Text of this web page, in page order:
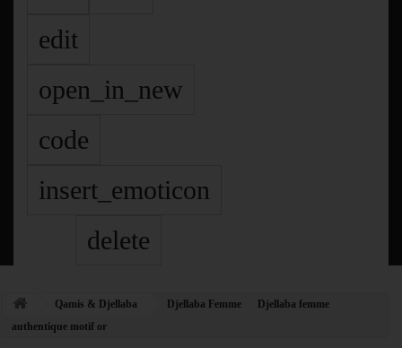
edit
open_in_new
code
insert_emoticon
delete
Qamis & Djellaba Djellaba Femme
Djellaba femme
authentique motif or